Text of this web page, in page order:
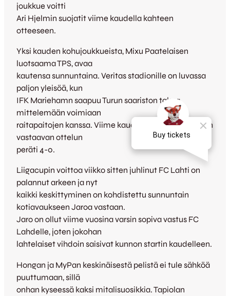
joukkue voitti
Ari Hjelmin suojatit viime kaudella kahteen
otteeseen.
Yksi kauden kohujoukkueista, Mixu Paatelaisen
luotsaama TPS, avaa
kautensa sunnuntaina. Veritas stadionille on luvassa
paljon yleisöä, kun
IFK Mariehamn saapuu Turun saariston takaa
mittelemään voimiaan
raitapaitojen kanssa. Viime kaudella TPS hävisi tämän
vastaavan ottelun
peräti 4-0.
Liigacupin voittoa viikko sitten juhlinut FC Lahti on
palannut arkeen ja nyt
kaikki keskittyminen on kohdistettu sunnuntain
kotiavaukseen Jaroa vastaan.
Jaro on ollut viime vuosina varsin sopiva vastus FC
Lahdelle, joten jokohan
lahtelaiset vihdoin saisivat kunnon startin kaudelleen.
Hongan ja MyPan keskinäisestä pelistä ei tule sähköä
puuttumaan, sillä
onhan kyseessä kaksi mitalisuosikkia. Tapiolan